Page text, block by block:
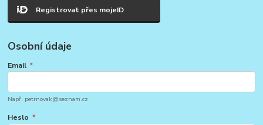
Registrovat přes mojeID
Osobní údaje
Email *
Např. petrnovak@seznam.cz
Heslo *